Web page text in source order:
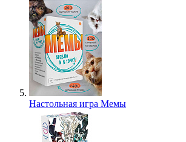
Настольная игра Мемы